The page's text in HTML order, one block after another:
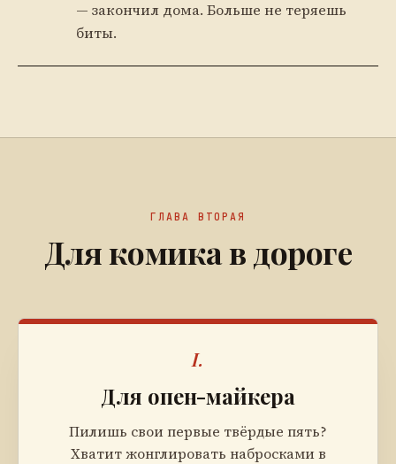
— закончил дома. Больше не теряешь
биты.
ГЛАВА ВТОРАЯ
Для комика в дороге
I.
Для опен-майкера
Пилишь свои первые твёрдые пять?
Хватит жонглировать набросками в